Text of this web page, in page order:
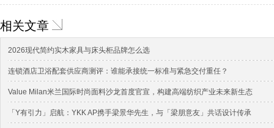
相关文章
2026现代简约实木家具与床头柜品牌怎么选
连锁酒店卫浴配套供应商测评：谁能承接统一标准与紧急交付重任？
Value Milan米兰国际时尚面料沙龙首度官宣，构建高端纺织产业未来新生态
「Y有引力」启航：YKK AP携手梁景华先生，与「梁朋意友」共话设计传承